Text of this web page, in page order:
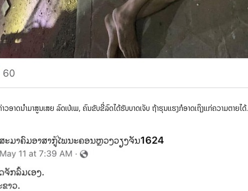
ວອາດນຳມາສູນເສຍ ລົດເປ່ເພ, ຄົນຂັບຂີ່ລົດໄດ້ຮັບບາດເຈັບ ຖ້າຮຸນແຮງກໍອາດເຖິງແກ່ຄວາມຕາຍໄດ້.